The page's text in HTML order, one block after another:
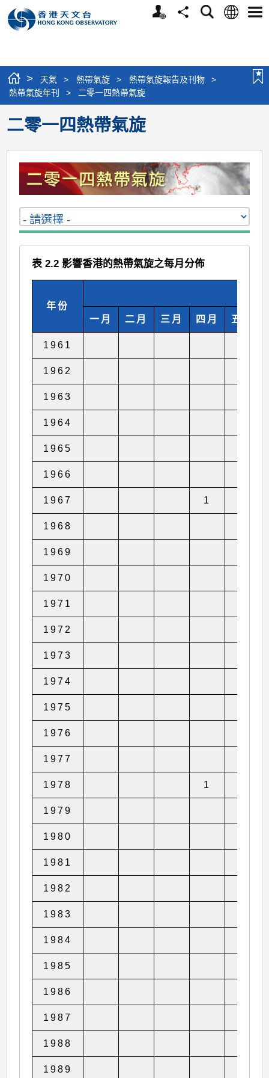
個
分
搜
語
選
> 天氣 > 熱帶氣旋 > 熱帶氣旋報告及刊物
>
熱帶氣旋年刊
> 二零一四熱帶氣旋
二零一四熱帶氣旋
表 2.2 影響香港的熱帶氣旋之每月分佈
年份
一月
二月 三月 四月 五月
1961
1962
1963
1964
1965
1966
1967 1
1968
1969
1970
1971
1972
1973
1974
1975
1976
1977
1978 1
1979
1980
1981
1982
1983
1984
1985
1986
1987
1988
1989